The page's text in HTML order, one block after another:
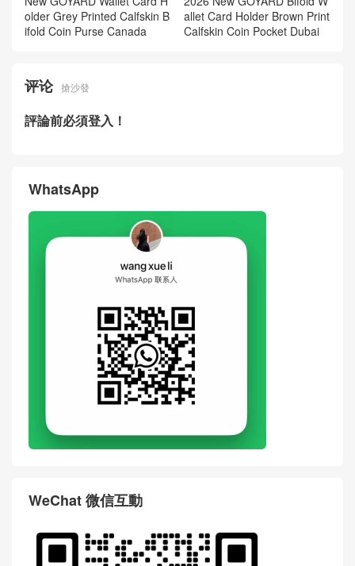
Goyard女包官方網站 戈雅最
新版小牛皮帆布中古方塊包
Goyard/弋雅女包 香港官方旗
艦店 Chien Gris 限量版棕色
寵物包
sbody Bag Gallery Canvas C
alfskin Singapore
lti-color Calfskin Bifold Coin P
New GOYARD Wallet Card H
ifold Coin Purse Canada
Calfskin Coin Pocket Dubai
評論前必須登入！